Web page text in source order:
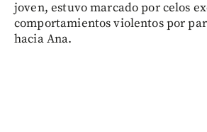
joven, estuvo marcado por celos
comportamientos violentos por
hacia Ana.